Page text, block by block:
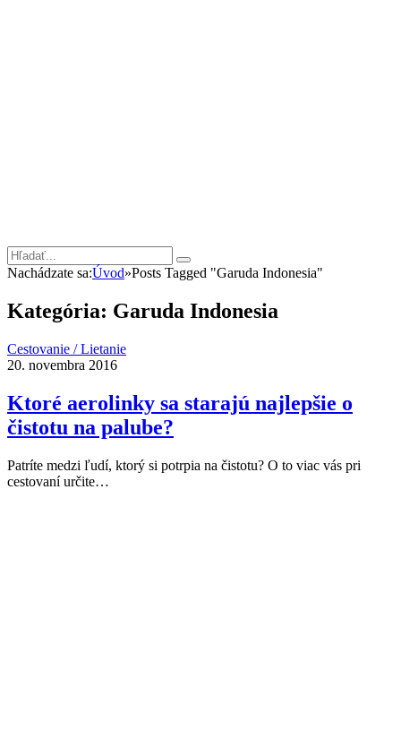
Nachádzate sa:Úvod»Posts Tagged "Garuda Indonesia"
Kategória: Garuda Indonesia
Cestovanie / Lietanie
20. novembra 2016
Ktoré aerolinky sa starajú najlepšie o
čistotu na palube?
Patríte medzi ľudí, ktorý si potrpia na čistotu? O to viac vás pri
cestovaní určite…